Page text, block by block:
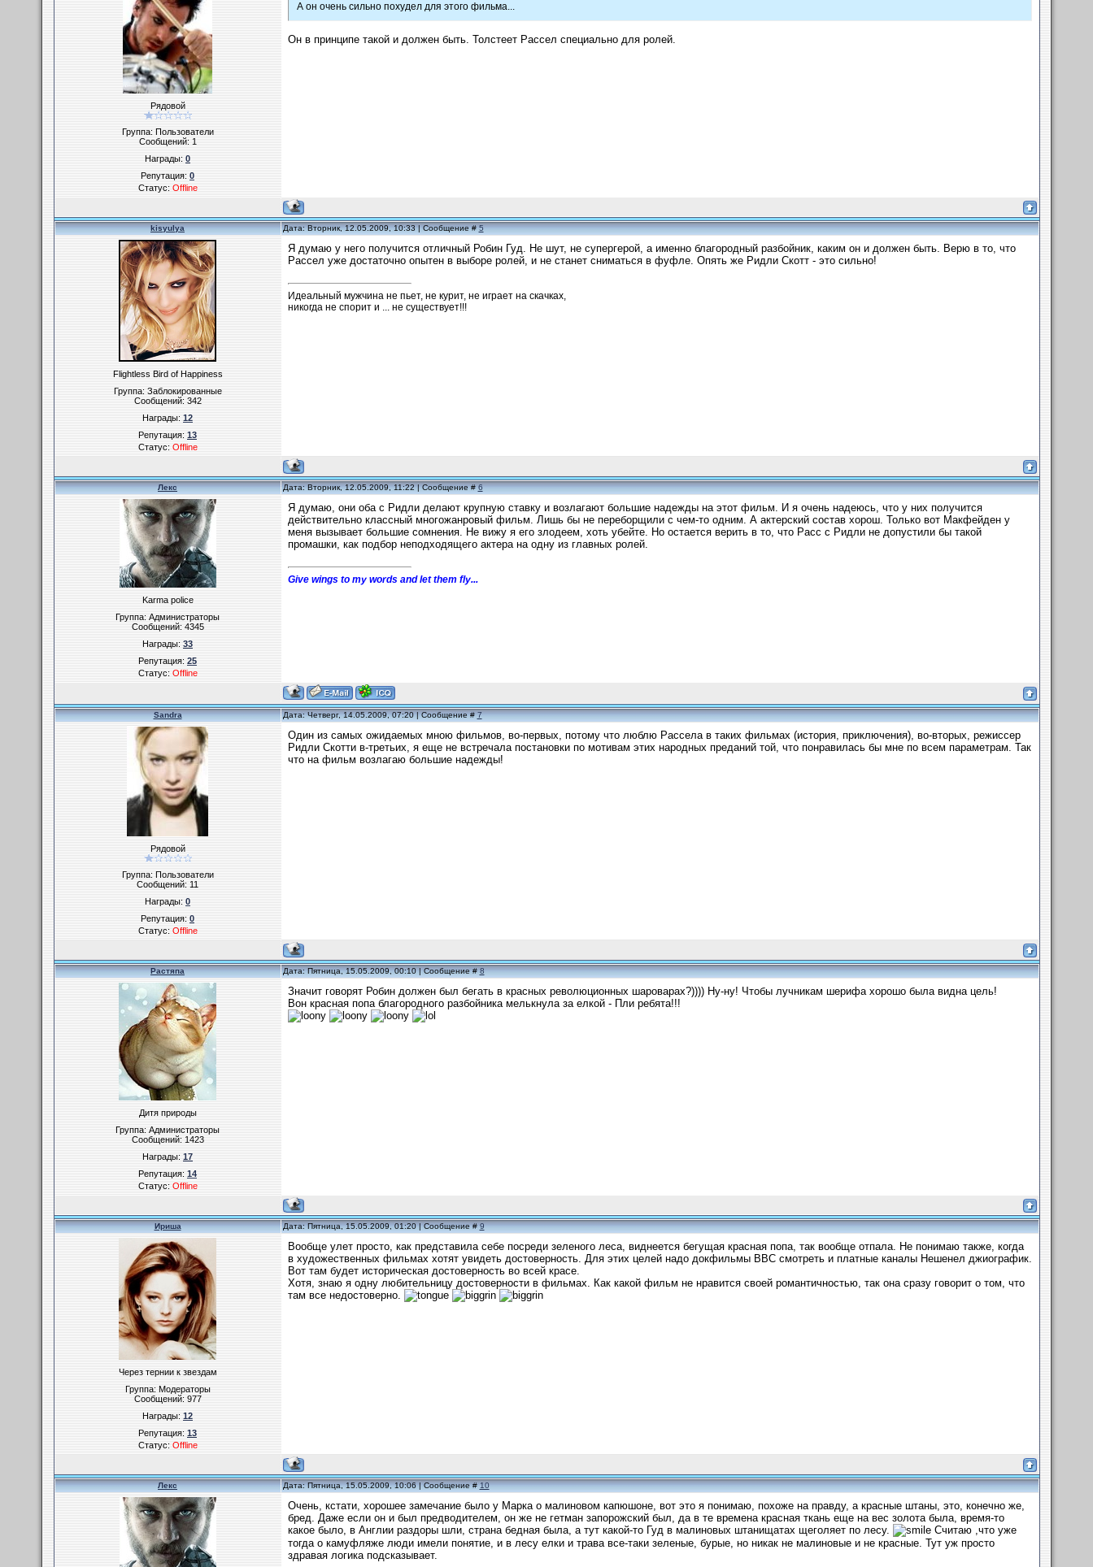
Рядовой
Группа: Пользователи
Сообщений:1
Награды:0
Репутация:0
Статус:Offline
А он очень сильно похудел для этого фильма...
Он в принципе такой и должен быть. Толстеет Рассел специально для ролей.
kisyulya Дата: Вторник, 12.05.2009, 10:33 | Сообщение #5
Flightless Bird of Happiness
Группа: Заблокированные
Сообщений:342
Награды:12
Репутация:13
Статус:Offline
Я думаю у него получится отличный Робин Гуд. Не шут, не супергерой, а именно благородный разбойник, каким он и должен быть. Верю в то, что
Рассел уже достаточно опытен в выборе ролей, и не станет сниматься в фуфле. Опять же Ридли Скотт - это сильно!
Идеальный мужчина не пьет, не курит, не играет на скачках,
никогда не спорит и ... не существует!!!
Лекс Дата: Вторник, 12.05.2009, 11:22 | Сообщение #6
Karma police
Группа: Администраторы
Сообщений:4345
Награды:33
Репутация:25
Статус:Offline
Я думаю, они оба с Ридли делают крупную ставку и возлагают большие надежды на этот фильм. И я очень надеюсь, что у них получится
действительно классный многожанровый фильм. Лишь бы не переборщили с чем-то одним. А актерский состав хорош. Только вот Макфейден у
меня вызывает большие сомнения. Не вижу я его злодеем, хоть убейте. Но остается верить в то, что Расс с Ридли не допустили бы такой
промашки, как подбор неподходящего актера на одну из главных ролей.
Give wings to my words and let them fly...
Sandra Дата: Четверг, 14.05.2009, 07:20 | Сообщение #7
Рядовой
Группа: Пользователи
Сообщений:11
Награды:0
Репутация:0
Статус:Offline
Один из самых ожидаемых мною фильмов, во-первых, потому что люблю Рассела в таких фильмах (история, приключения), во-вторых, режиссер
Ридли Скотти в-третьих, я еще не встречала постановки по мотивам этих народных преданий той, что понравилась бы мне по всем параметрам. Так
что на фильм возлагаю большие надежды!
Растяпа Дата: Пятница, 15.05.2009, 00:10 | Сообщение #8
Дитя природы
Группа: Администраторы
Сообщений:1423
Награды:17
Репутация:14
Статус:Offline
Значит говорят Робин должен был бегать в красных революционных шароварах?)))) Ну-ну! Чтобы лучникам шерифа хорошо была видна цель!
Вон красная попа благородного разбойника мелькнула за елкой - Пли ребята!!!
Ириша Дата: Пятница, 15.05.2009, 01:20 | Сообщение #9
Через тернии к звездам
Группа: Модераторы
Сообщений:977
Награды:12
Репутация:13
Статус:Offline
Вообще улет просто, как представила себе посреди зеленого леса, виднеется бегущая красная попа, так вообще отпала. Не понимаю также, когда
в художественных фильмах хотят увидеть достоверность. Для этих целей надо докфильмы ВВС смотреть и платные каналы Нешенел джиографик.
Вот там будет историческая достоверность во всей красе.
Хотя, знаю я одну любительницу достоверности в фильмах. Как какой фильм не нравится своей романтичностью, так она сразу говорит о том, что
там все недостоверно.
Лекс Дата: Пятница, 15.05.2009, 10:06 | Сообщение #10
Очень, кстати, хорошее замечание было у Марка о малиновом капюшоне, вот это я понимаю, похоже на правду, а красные штаны, это, конечно же,
бред. Даже если он и был предводителем, он же не гетман запорожский был, да в те времена красная ткань еще на вес золота была, время-то
какое было, в Англии раздоры шли, страна бедная была, а тут какой-то Гуд в малиновых штанищатах щеголяет по лесу.
Считаю ,что уже
тогда о камуфляже люди имели понятие, и в лесу елки и трава все-таки зеленые, бурые, но никак не малиновые и не красные. Тут уж просто
здравая логика подсказывает.